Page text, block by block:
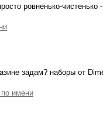
ровненько-чистенько
задам? наборы от
имени